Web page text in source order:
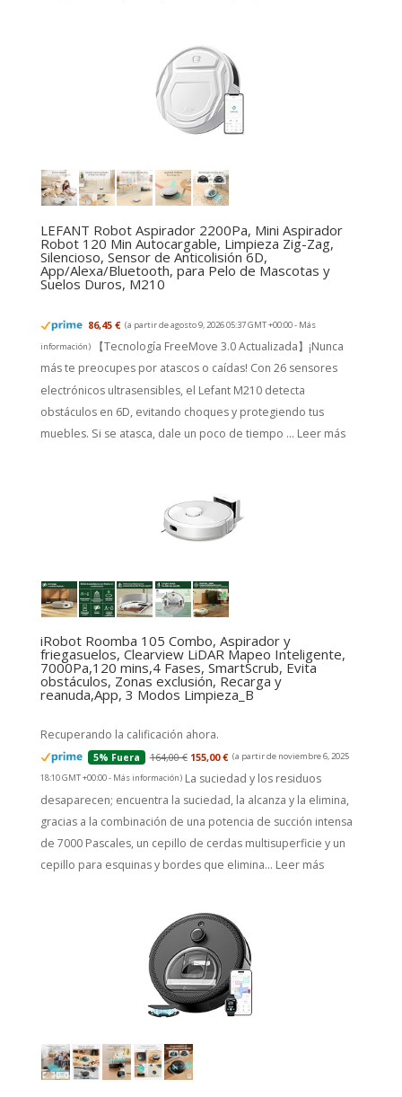
LEFANT Robot Aspirador 2200Pa, Mini Aspirador
Robot 120 Min Autocargable, Limpieza Zig-Zag,
Silencioso, Sensor de Anticolisión 6D,
App/Alexa/Bluetooth, para Pelo de Mascotas y
Suelos Duros, M210
86,45 € (a partir de agosto 9, 2026 05:37 GMT +00:00 - Más
información)
【Tecnología FreeMove 3.0 Actualizada】¡Nunca
más te preocupes por atascos o caídas! Con 26 sensores
electrónicos ultrasensibles, el Lefant M210 detecta
obstáculos en 6D, evitando choques y protegiendo tus
muebles. Si se atasca, dale un poco de tiempo ... Leer más
iRobot Roomba 105 Combo, Aspirador y
friegasuelos, Clearview LiDAR Mapeo Inteligente,
7000Pa,120 mins,4 Fases, SmartScrub, Evita
obstáculos, Zonas exclusión, Recarga y
reanuda,App, 3 Modos Limpieza_B
Recuperando la calificación ahora.
5% Fuera 164,00 € 155,00 € (a partir de noviembre 6, 2025
18:10 GMT +00:00 - Más información) La suciedad y los residuos
desaparecen; encuentra la suciedad, la alcanza y la elimina,
gracias a la combinación de una potencia de succión intensa
de 7000 Pascales, un cepillo de cerdas multisuperficie y un
cepillo para esquinas y bordes que elimina... Leer más